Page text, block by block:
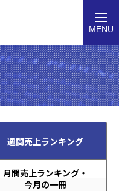
MENU
週間売上ランキング
月間売上ランキング・
今月の一冊